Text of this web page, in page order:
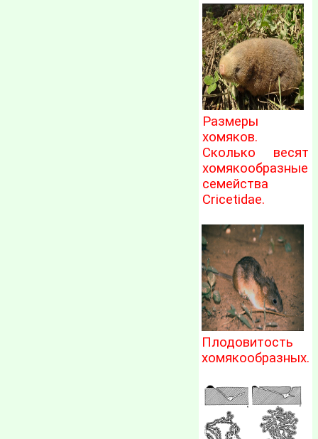
Размеры
хомяков.
Сколько весят
хомякообразные
семейства
Cricetidae.
Плодовитость
хомякообразных.